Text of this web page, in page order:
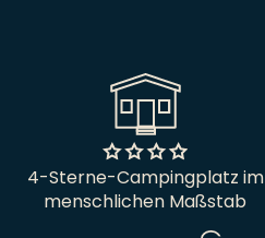
4-Sterne-Campingplatz im
menschlichen Maßstab